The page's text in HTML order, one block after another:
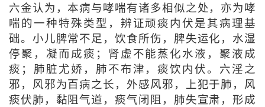
六金认为，本病与哮喘有诸多相似之处，亦为哮
喘的一种特殊类型，辨证顽痰内伏是其病理基
础。小儿脾常不足，饮食所伤，脾失运化，水湿
停聚，凝而成痰；肾虚不能蒸化水液，聚液成
痰；肺脏尤娇，肺不布津，痰饮内伏。六淫之
邪，风邪为百病之长，外感风邪，上犯于肺，风
痰伏肺，黏阻气道，痰气闭阻，肺失宣肃，形成